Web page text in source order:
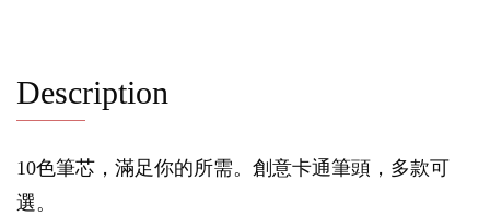
Description
10色筆芯，滿足你的所需。創意卡通筆頭，多款可
選。